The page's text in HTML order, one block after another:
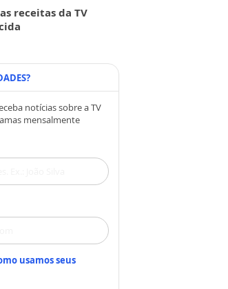
receitas da TV
notícias sobre a TV
mensalmente
usamos seus